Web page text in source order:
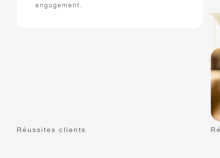
engagement.
Réussites clients